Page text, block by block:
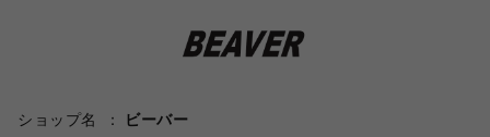
ショップ名
ビーバー